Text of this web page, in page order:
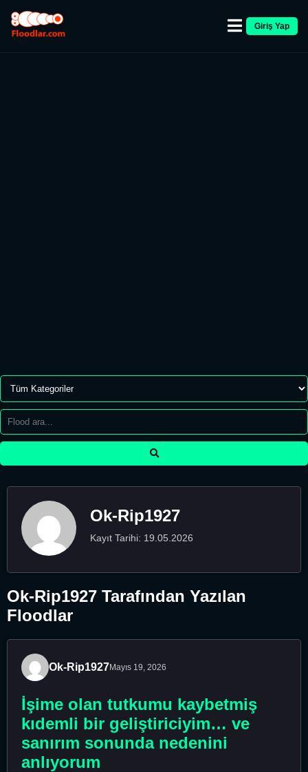
Giriş Yap
Ok-Rip1927
Kayıt Tarihi: 19.05.2026
Ok-Rip1927 Tarafından Yazılan
Floodlar
Ok-Rip1927Mayıs 19, 2026
İşime olan tutkumu kaybetmiş
kıdemli bir geliştiriciyim… ve
sanırım sonunda nedenini
anlıyorum